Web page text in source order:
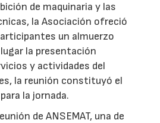
de maquinaria y las
la Asociación ofreció
un almuerzo
la presentación
y actividades del
la reunión constituyó el
la jornada.
de ANSEMAT, una de